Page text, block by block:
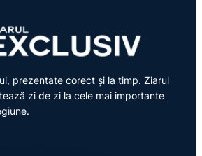
prezentate corect și la timp. Ziarul
zi de zi la cele mai importante